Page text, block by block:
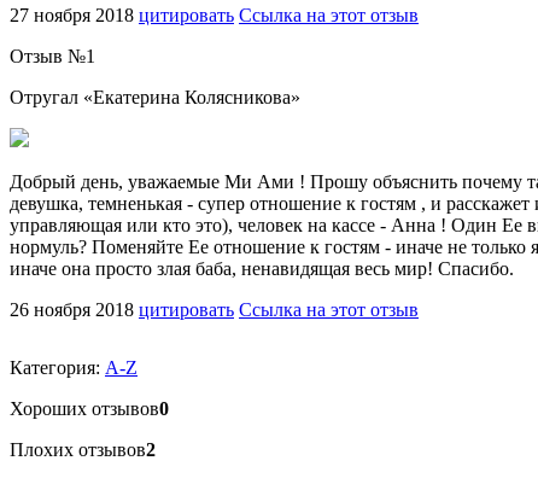
27 ноября 2018 цитировать Ссылка на этот отзыв
Отзыв №1
Отругал «Екатерина Колясникова»
Добрый день, уважаемые Ми Ами ! Прошу объяснить почему
девушка, темненькая - супер отношение к гостям , и
управляющая или кто это), человек на кассе - Анна ! Один Ее
нормуль? Поменяйте Ее отношение к гостям - иначе не
иначе она просто злая баба, ненавидящая весь мир! Спасибо.
26 ноября 2018 цитировать Ссылка на этот отзыв
Категория: A-Z
Хороших отзывов0
Плохих отзывов2